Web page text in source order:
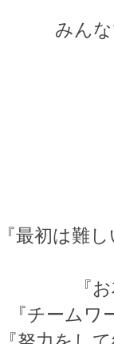
みん
『最初は難
『
『チーム